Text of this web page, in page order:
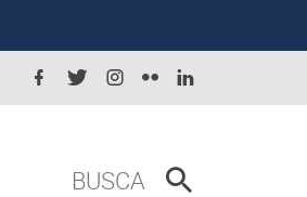
BUSCA